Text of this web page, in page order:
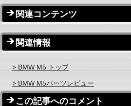
関連コンテンツ
関連情報
> BMW M5 トップ
> BMW M5パーツレビュー
この記事へのコメント